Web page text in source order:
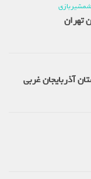
آذربایجان غربی